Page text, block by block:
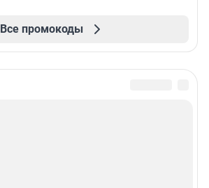
Все промокоды